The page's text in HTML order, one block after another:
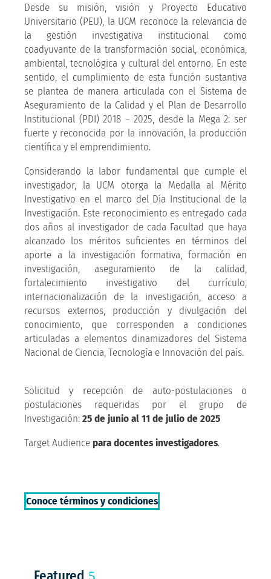
Desde su misión, visión y Proyecto Educativo
Universitario (PEU), la UCM reconoce la relevancia de
la gestión investigativa institucional como
coadyuvante de la transformación social, económica,
ambiental, tecnológica y cultural del entorno. En este
sentido, el cumplimiento de esta función sustantiva
se plantea de manera articulada con el Sistema de
Aseguramiento de la Calidad y el Plan de Desarrollo
Institucional (PDI) 2018 – 2025, desde la Mega 2: ser
fuerte y reconocida por la innovación, la producción
científica y el emprendimiento.
Considerando la labor fundamental que cumple el
investigador, la UCM otorga la Medalla al Mérito
Investigativo en el marco del Día Institucional de la
Investigación. Este reconocimiento es entregado cada
dos años al investigador de cada Facultad que haya
alcanzado los méritos suficientes en términos del
aporte a la investigación formativa, formación en
investigación, aseguramiento de la calidad,
fortalecimiento investigativo del currículo,
internacionalización de la investigación, acceso a
recursos externos, producción y divulgación del
conocimiento, que corresponden a condiciones
articuladas a elementos dinamizadores del Sistema
Nacional de Ciencia, Tecnología e Innovación del país.
Solicitud y recepción de auto-postulaciones o
postulaciones requeridas por el grupo de
Investigación:25 de junio al 11 de julio de 2025
Target Audience para docentes investigadores.
Conoce términos y condiciones